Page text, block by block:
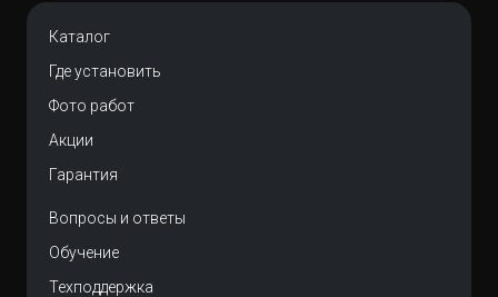
Каталог
Где установить
Фото работ
Акции
Гарантия
Вопросы и ответы
Обучение
Техподдержка